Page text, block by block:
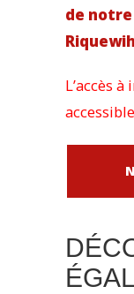
de notre
L’accès